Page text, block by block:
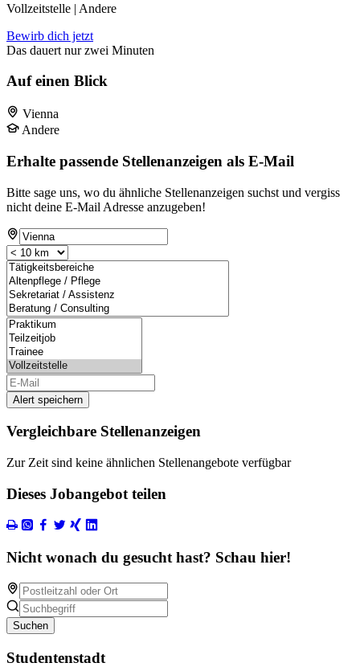
Vollzeitstelle | Andere
Bewirb dich jetzt
Das dauert nur zwei Minuten
Auf einen Blick
Vienna
Andere
Erhalte passende Stellenanzeigen als E-Mail
Bitte sage uns, wo du ähnliche Stellenanzeigen suchst und vergiss
nicht deine E-Mail Adresse anzugeben!
Alert speichern
Vergleichbare Stellenanzeigen
Zur Zeit sind keine ähnlichen Stellenangebote verfügbar
Dieses Jobangebot teilen
Nicht wonach du gesucht hast? Schau hier!
Suchen
Studentenstadt